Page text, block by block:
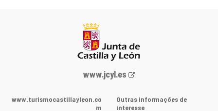
Portal
Junta
www.jcyl.es
www.turismocastillayleon.co
m
Outras informações de
interesse